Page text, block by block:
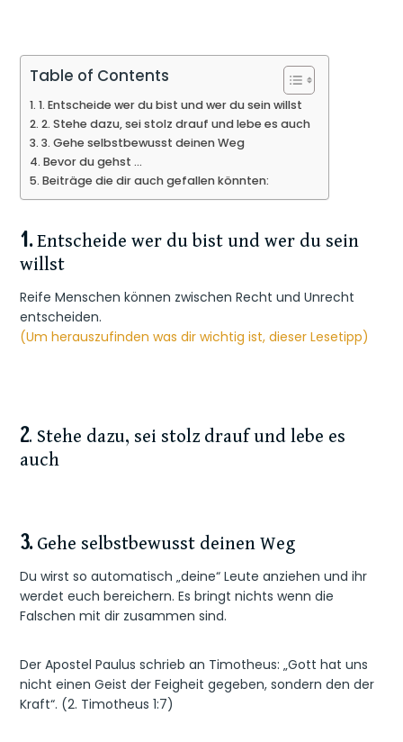
Table of Contents
1. Entscheide wer du bist und wer du sein willst
2. Stehe dazu, sei stolz drauf und lebe es auch
3. Gehe selbstbewusst deinen Weg
Bevor du gehst …
Beiträge die dir auch gefallen könnten:
1.Entscheide wer du bist und wer du sein
willst
Reife Menschen können zwischen Recht und Unrecht
entscheiden.
(Um herauszufinden was dir wichtig ist, dieser Lesetipp)
2. Stehe dazu, sei stolz drauf und lebe es
auch
3.Gehe selbstbewusst deinen Weg
Du wirst so automatisch „deine“ Leute anziehen und ihr
werdet euch bereichern. Es bringt nichts wenn die
Falschen mit dir zusammen sind.
Der Apostel Paulus schrieb an Timotheus: „Gott hat uns
nicht einen Geist der Feigheit gegeben, sondern den der
Kraft“. (2. Timotheus 1:7)